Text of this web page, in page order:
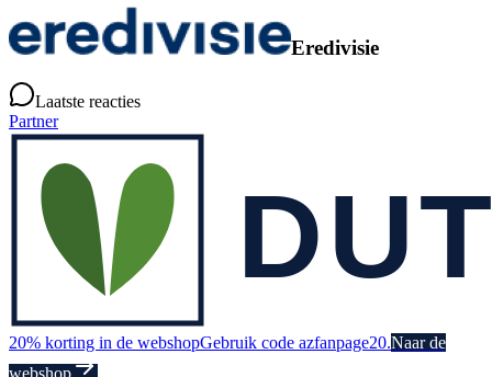
Eredivisie
Laatste reacties
Partner
20% korting in de webshopGebruik code azfanpage20.Naar de
webshop